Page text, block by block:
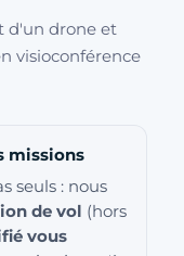
d'un drone et
visioconférence
missions
seuls : nous
de vol (hors
vous